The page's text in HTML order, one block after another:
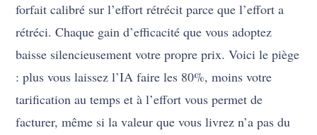
forfait calibré sur l’effort rétrécit parce que l’effort a
rétréci. Chaque gain d’efficacité que vous adoptez
baisse silencieusement votre propre prix. Voici le piège
: plus vous laissez l’IA faire les 80%, moins votre
tarification au temps et à l’effort vous permet de
facturer, même si la valeur que vous livrez n’a pas du